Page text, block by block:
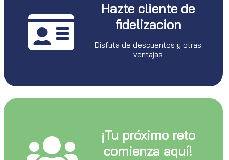
Hazte cliente de
fidelizacion
Disfuta de descuentos y otras
ventajas
¡Tu próximo reto
comienza aquí!